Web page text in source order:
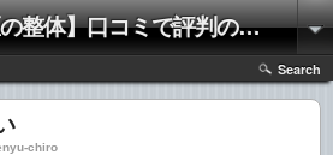
ミで評判の「きむらけんゆう整体院」
Search
chiro